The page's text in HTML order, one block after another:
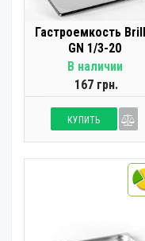
Гастроемкость
GN 1/3-20
В наличии
167 грн.
КУПИТЬ